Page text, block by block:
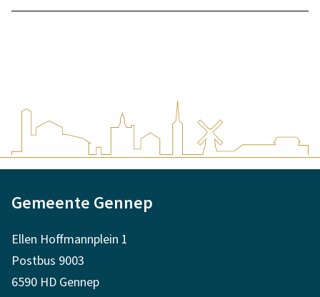
t
r
n
)
m
Gemeente Gennep
Ellen Hoffmannplein 1
Postbus 9003
6590 HD Gennep